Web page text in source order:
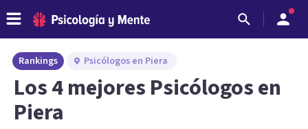
Rankings Psicólogos en Piera
Los 4 mejores Psicólogos en
Piera